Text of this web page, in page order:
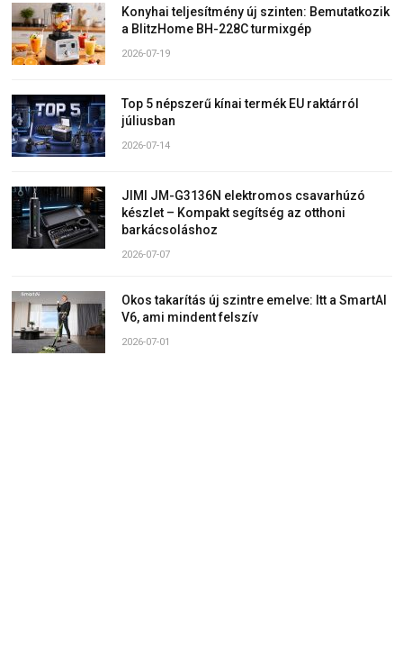
Konyhai teljesítmény új szinten: Bemutatkozik
a BlitzHome BH-228C turmixgép
2026-07-19
Top 5 népszerű kínai termék EU raktárról
júliusban
2026-07-14
JIMI JM-G3136N elektromos csavarhúzó
készlet – Kompakt segítség az otthoni
barkácsoláshoz
2026-07-07
Okos takarítás új szintre emelve: Itt a SmartAI
V6, ami mindent felszív
2026-07-01